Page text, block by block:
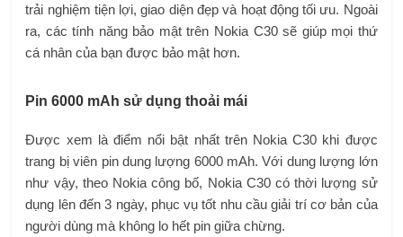
trải nghiệm tiện lợi, giao diện đẹp và hoạt động tối ưu. Ngoài
ra, các tính năng bảo mật trên Nokia C30 sẽ giúp mọi thứ
cá nhân của bạn được bảo mật hơn.
Pin 6000 mAh sử dụng thoải mái
Được xem là điểm nổi bật nhất trên Nokia C30 khi được
trang bị viên pin dung lượng 6000 mAh. Với dung lượng lớn
như vậy, theo Nokia công bố, Nokia C30 có thời lượng sử
dụng lên đến 3 ngày, phục vụ tốt nhu cầu giải trí cơ bản của
người dùng mà không lo hết pin giữa chừng.